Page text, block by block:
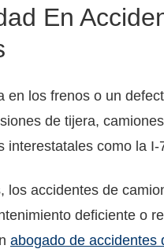
En
los frenos o un
de tijera,
como la
accidentes de
deficiente o
abogado de accidentes